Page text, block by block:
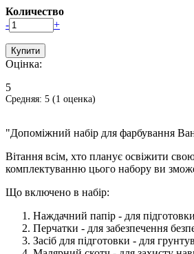
Количество
-
+
Оцінка:
5
Средняя: 5 (1 оценка)
"Допоміжний набір для фарбування
Вітання всім, хто планує освіжити
комплектуванню цього набору ви
Що включено в набір:
Наждачний папір - для
Перчатки - для забезпечення
Засіб для підготовки - для